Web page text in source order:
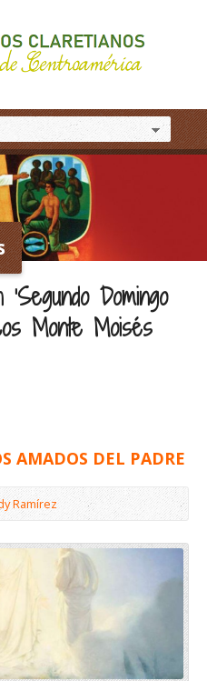
Domingo
Monte Moisés
AMADOS DEL PADRE
Ramírez